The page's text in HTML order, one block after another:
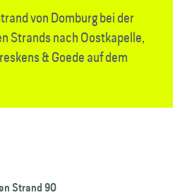
von Domburg bei der
Strands nach Oostkapelle,
& Goede auf dem
Strand 90